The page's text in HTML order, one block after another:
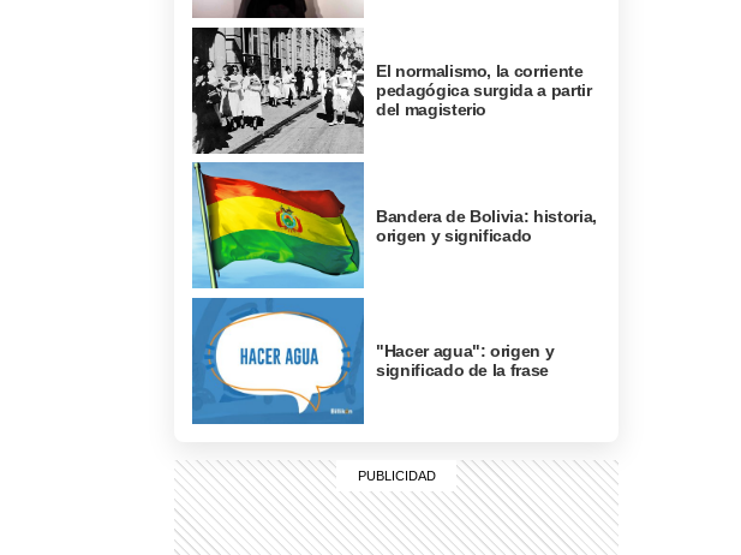
El normalismo, la corriente
pedagógica surgida a partir
del magisterio
Bandera de Bolivia: historia,
origen y significado
"Hacer agua": origen y
significado de la frase